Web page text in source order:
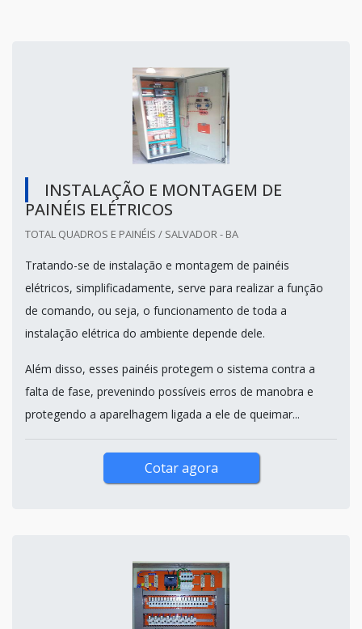
INSTALAÇÃO E MONTAGEM DE
PAINÉIS ELÉTRICOS
TOTAL QUADROS E PAINÉIS / SALVADOR - BA
Tratando-se de instalação e montagem de painéis
elétricos, simplificadamente, serve para realizar a função
de comando, ou seja, o funcionamento de toda a
instalação elétrica do ambiente depende dele.
Além disso, esses painéis protegem o sistema contra a
falta de fase, prevenindo possíveis erros de manobra e
protegendo a aparelhagem ligada a ele de queimar...
Cotar agora